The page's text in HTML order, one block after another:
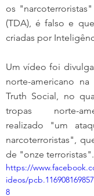
os
(TDA), é falso e
criadas por
Um vídeo foi
norte-americano
Truth Social, no
tropas norte-
realizado "um
narcoterroristas",
de "onze terroristas".
https://
ideos/
8